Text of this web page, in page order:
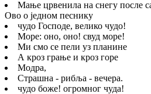
Мање црвенила на снегу после
Ово о једном песнику
чудо Господе, велико чудо!
Море: оно, оно! свуд море!
Ми смо се пели уз планине
А кроз грање и кроз горе
Модра,
Страшна - рибља - вечера.
чудо боже! огромног чуда!